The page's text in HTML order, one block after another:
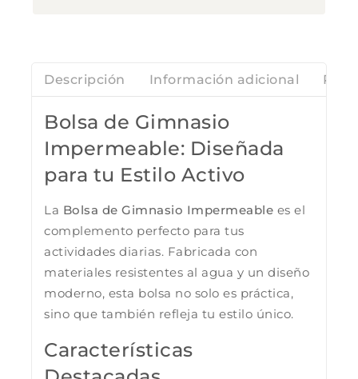
Descripción Información adicional
Bolsa de Gimnasio
Impermeable: Diseñada
para tu Estilo Activo
La Bolsa de Gimnasio Impermeable es el
complemento perfecto para tus
actividades diarias. Fabricada con
materiales resistentes al agua y un diseño
moderno, esta bolsa no solo es práctica,
sino que también refleja tu estilo único.
Características